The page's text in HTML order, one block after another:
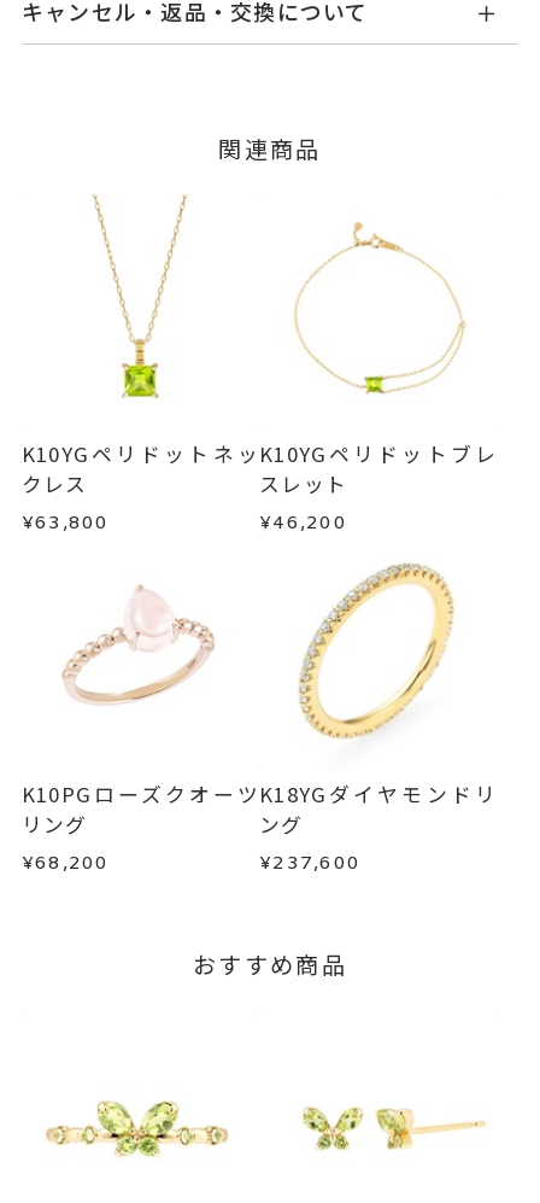
石
ペリドット
#7～#17
※#16からは14,300円(税込)の加
算料金を頂戴しております。
サイズ直し ±1まで可
モチーフ 縦：約7mm 横：約7m
m 厚さ：約3.6mm
リング幅 最大：約1.6mm/最
カテゴリー
ペリドット、
-
せ。
ご注文およびご入金確認後、以下の日程にて発送
■お届け目安が「3営業日以内に発送」の商品
例：金曜日17時までのご注文→翌週火曜日までに
発送いたします。
■お届け目安が「約1ヶ月半以内～」の商品
ご注文いただいてから在庫状況を確認いたしま
・在庫のご用意ができる場合： 約1週間～1ヶ月以
内を目安に発送いたします。
・受注生産となる場合： 商品ページに記載のある
目安日数を頂戴し、一から製作いたします。
※お急ぎの方はご注文前にお問い合わせくださ
い。事前に現在の納期状況を確認いたします。
お届け予定日はご注文から2営業日以内にメールに
キャンセル・返品・交換について
ージの購入履歴一覧よりご注文状況をご確認いた
ご注文状況が「注文済み」の場合に限り、キャ
ンセルを承ります。
メンバーシップ未登録のお客さまは、お問い合
わせフォームよりご連絡ください。
返品・交換以下の場合、商品の返品・交換・返金
は承りかねます。
・受注生産の商品
・お客さまのお手元で傷や汚れが発生した商品
・到着後ご連絡無く7日以上経過した商品
・刻印をお入れした商品
・過度な交換・返品を繰り返している場合
商品の品質には万全を期しておりますが、万が一
不良品の場合、またはご注文のお品と異なる場合
は、早急に商品を交換させていただきます。
はお問い合わせフォームよりご連絡ください。
この場合の返送料は弊社にて負担いたしますの
で、着払いにてご返送ください。
詳細はこちら
関連商品
K10YGペリドットネッ
クレス
¥63,800
K10YGペリドットブレ
スレット
¥46,200
K10PGローズクオーツ
リング
¥68,200
K18YGダイヤモンドリ
ング
¥237,600
おすすめ商品